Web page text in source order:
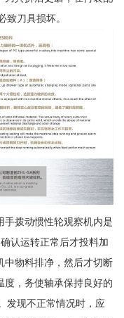
刀具损坏。
手拨动惯性轮观察机内是
认运转正常后才投料加
中物料排净，然后才切断
度，务使轴承保持良好的
发现不正常情况时，应